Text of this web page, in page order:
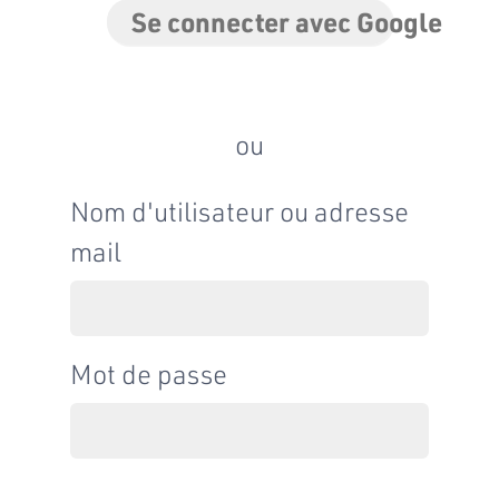
Se connecter avec Google
ou
Nom d'utilisateur ou adresse
mail
Mot de passe